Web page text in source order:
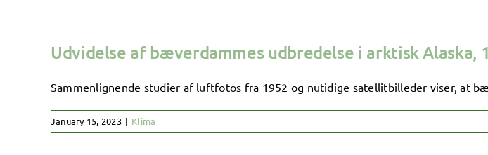
Udvidelse af bæverdammes udbredelse i arktisk Alaska,
Sammenlignende studier af luftfotos fra 1952 og nutidige satellitbilleder viser, at
January 15, 2023 | Klima